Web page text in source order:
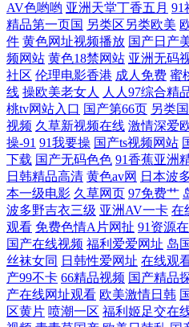
妻 欧美精品区 91中文视频 国产精品
区 91操熟女视频 超碰97A片 韩国av
类性 肏屄神器 国厂一区 人妖A片 伊
女色色视频 三级午夜影院 高清
AV色哟哟 亚洲天堂丁香五月 91
精品第一页国 另类区另类欧美
件 黄色网址视频播放 国产日产
频网站 黄色18禁网站 亚洲无码
社区 伦理电影香港 成人免费 蜜
线 操欧美老女人 人人97综合精
桃tv网站入口 国产第66页 另类
视频 久草新视频在线 激情深爱
操-91 91我要操 国产ts视频网站
下载 国产无码色色 91香蕉亚洲
日韩精品高清 黄色av网 日本波
本一级电影 久草网页 97免费艹
波多野吉衣三级 亚洲AV一卡 在
观看 免费色情A片网扯 91资源
国产在线视频 福利爱爱网址 岛
丝袜女同 日韩性爱网址 在线观
产99不卡 66精品视频 国产精品
产在线网址观看 欧美激情日韩
区黄片 喷潮一区 福利姬足交在